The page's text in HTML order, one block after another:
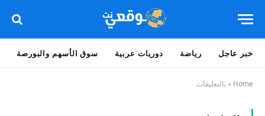
خبر عاجل رياضة دوريات عربية سوق الأسهم والبورصة
Home
»بالتعليقات